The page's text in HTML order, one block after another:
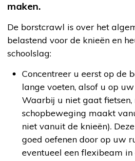
maken.
De borstcrawl is over het
belastend voor de knieën en
schoolslag:
Concentreer u eerst op de
lange voeten, alsof u op
Waarbij u niet gaat
schopbeweging maakt
niet vanuit de knieën).
goed oefenen door op uw
eventueel een flexibeam in